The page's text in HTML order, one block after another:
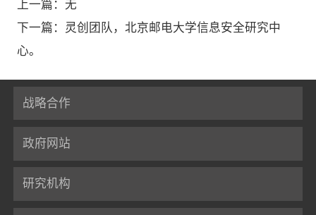
上一篇：无
下一篇：灵创团队，北京邮电大学信息安全研究中
心。
战略合作
政府网站
研究机构